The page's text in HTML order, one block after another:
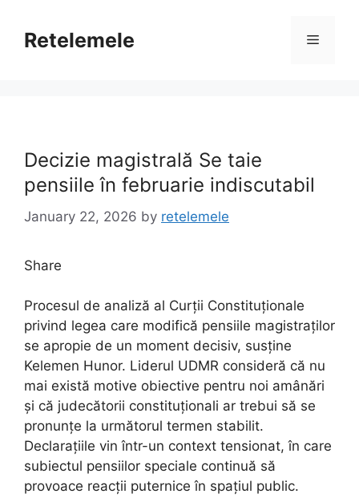
contentRetelemele Menu
Decizie magistrală Se taie
pensiile în februarie indiscutabil
January 22, 2026 by retelemele
Share
Procesul de analiză al Curții Constituționale
privind legea care modifică pensiile magistraților
se apropie de un moment decisiv, susține
Kelemen Hunor. Liderul UDMR consideră că nu
mai există motive obiective pentru noi amânări
și că judecătorii constituționali ar trebui să se
pronunțe la următorul termen stabilit.
Declarațiile vin într-un context tensionat, în care
subiectul pensiilor speciale continuă să
provoace reacții puternice în spațiul public.